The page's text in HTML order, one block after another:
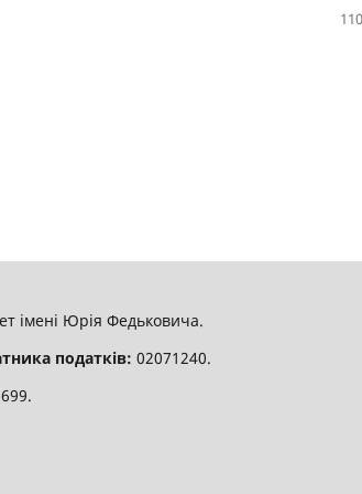
імені Юрія Федьковича.
податків: 02071240.